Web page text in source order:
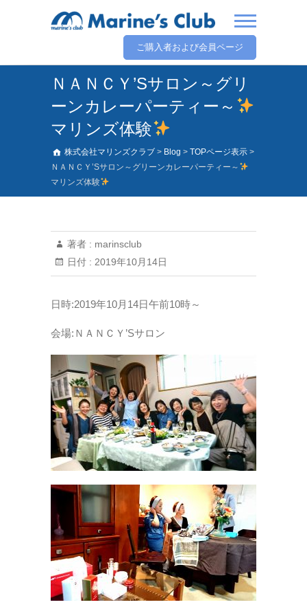
ご購入者および会員ページ
ＮＡＮＣＹ’Sサロン～グリ
ーンカレーパーティー～
マリンズ体験
株式会社マリンズクラブ > Blog > TOPページ表示 >
ＮＡＮＣＹ’Sサロン～グリーンカレーパーティー～
マリンズ体験
著者 : marinsclub
日付 : 2019年10月14日
日時:2019年10月14日午前10時～
会場:ＮＡＮＣＹ’Sサロン